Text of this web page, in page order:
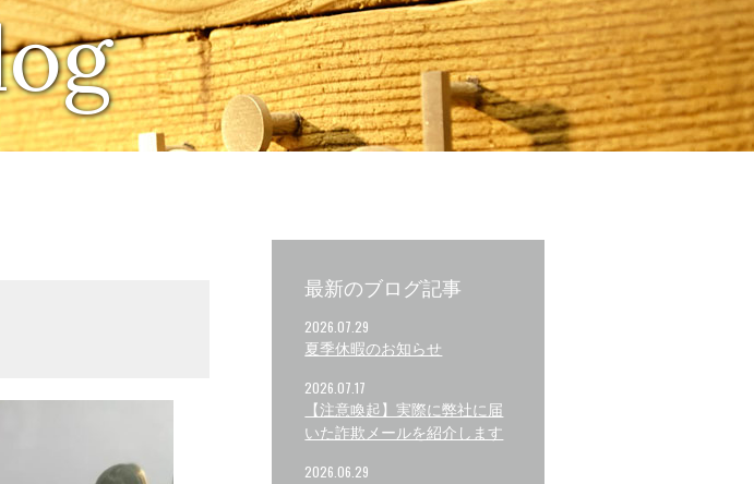
最新のブログ記事
2026.07.29
夏季休暇のお知らせ
2026.07.17
【注意喚起】実際に弊社に届
いた詐欺メールを紹介します
2026.06.29